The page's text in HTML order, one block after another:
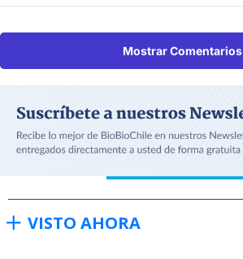
Mostrar Comentarios
VISTO AHORA